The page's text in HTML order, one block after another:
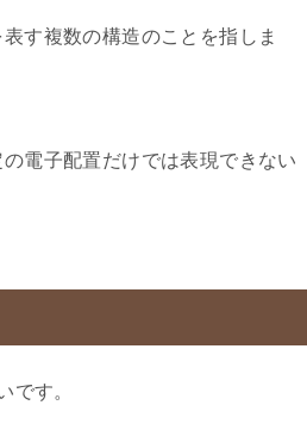
す複数の構造のことを指しま
電子配置だけでは表現できない
です。